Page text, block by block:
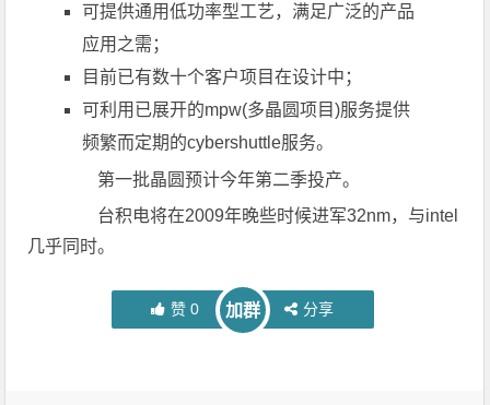
可提供通用低功率型工艺，满足广泛的产品
应用之需；
目前已有数十个客户项目在设计中；
可利用已展开的mpw(多晶圆项目)服务提供
频繁而定期的cybershuttle服务。
第一批晶圆预计今年第二季投产。
台积电将在2009年晚些时候进军32nm，与intel
几乎同时。
赞 0 加群 分享